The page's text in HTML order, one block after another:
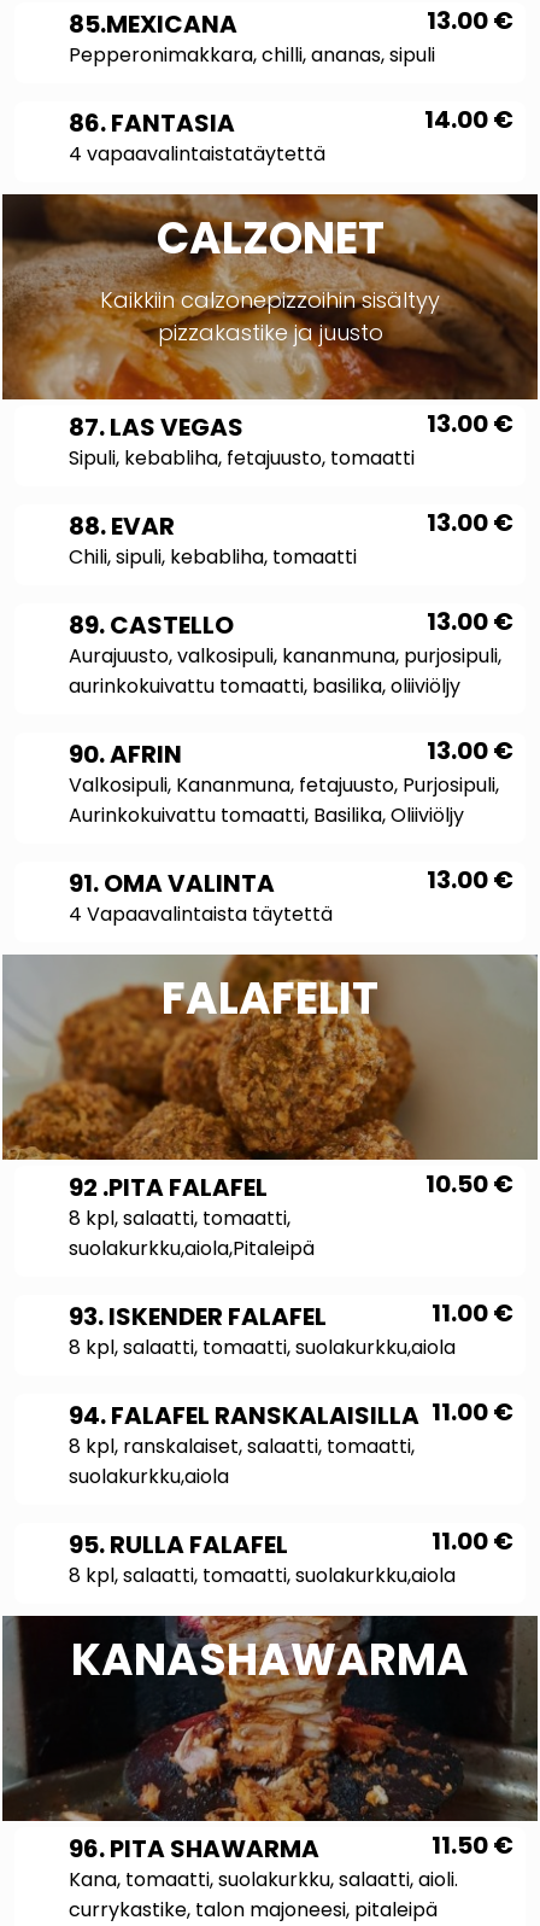
13.00€
85.MEXICANA
Pepperonimakkara, chilli, ananas, sipuli
14.00€
86. FANTASIA
4 vapaavalintaistatäytettä
CALZONET
Kaikkiin calzonepizzoihin sisältyy
pizzakastike ja juusto
13.00€
87. LAS VEGAS
Sipuli, kebabliha, fetajuusto, tomaatti
13.00€
88. EVAR
Chili, sipuli, kebabliha, tomaatti
13.00€
89. CASTELLO
Aurajuusto, valkosipuli, kananmuna, purjosipuli,
aurinkokuivattu tomaatti, basilika, oliiviöljy
13.00€
90. AFRIN
Valkosipuli, Kananmuna, fetajuusto, Purjosipuli,
Aurinkokuivattu tomaatti, Basilika, Oliiviöljy
13.00€
91. OMA VALINTA
4 Vapaavalintaista täytettä
FALAFELIT
10.50€
92 .PITA FALAFEL
8 kpl, salaatti, tomaatti,
suolakurkku,aiola,Pitaleipä
11.00€
93. ISKENDER FALAFEL
8 kpl, salaatti, tomaatti, suolakurkku,aiola
11.00€
94. FALAFEL RANSKALAISILLA
8 kpl, ranskalaiset, salaatti, tomaatti,
suolakurkku,aiola
11.00€
95. RULLA FALAFEL
8 kpl, salaatti, tomaatti, suolakurkku,aiola
KANASHAWARMA
11.50€
96. PITA SHAWARMA
Kana, tomaatti, suolakurkku, salaatti, aioli.
currykastike, talon majoneesi, pitaleipä